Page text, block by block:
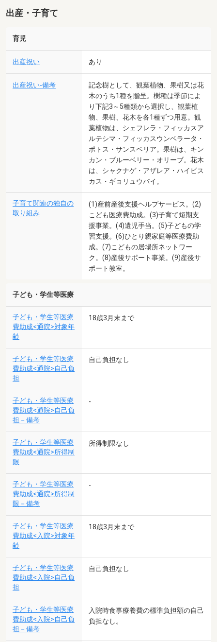
出産・子育て
育児
出産祝い あり
出産祝い-備考
記念樹として、観葉植物、果樹又は花
木のうち1種を贈呈。樹種は季節によ
り下記3～5種類から選択し、観葉植
物、果樹、花木を各1種ずつ用意。観
葉植物は、シェフレラ・フィッカスア
ルテシマ・フィッカスウンベラータ・
ポトス・サンスベリア。果樹は、キン
カン・ブルーベリー・オリーブ。花木
は、シャクナゲ・アザレア・ハイビス
カス・ギョリュウバイ。
子育て関連の独自の
取り組み
(1)産前産後支援ヘルプサービス。(2)
こども医療費助成。(3)子育て短期支
援事業。(4)遺児手当。(5)子どもの学
習支援。(6)ひとり親家庭等医療費助
成。(7)こどもの居場所ネットワー
ク。(8)産後サポート事業。(9)産後サ
ポート教室。
子ども・学生等医療
子ども・学生等医療
費助成<通院>対象年
齢
18歳3月末まで
子ども・学生等医療
費助成<通院>自己負
担
自己負担なし
子ども・学生等医療
費助成<通院>自己負
担－備考
-
子ども・学生等医療
費助成<通院>所得制
限
所得制限なし
子ども・学生等医療
費助成<通院>所得制
限－備考
-
子ども・学生等医療
費助成<入院>対象年
齢
18歳3月末まで
子ども・学生等医療
費助成<入院>自己負
担
自己負担なし
子ども・学生等医療
費助成<入院>自己負
担－備考
入院時食事療養費の標準負担額の自己
負担なし。